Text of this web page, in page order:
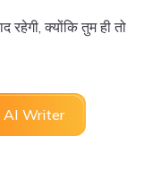
रहेगी, क्योंकि तुम ही तो
AI Writer